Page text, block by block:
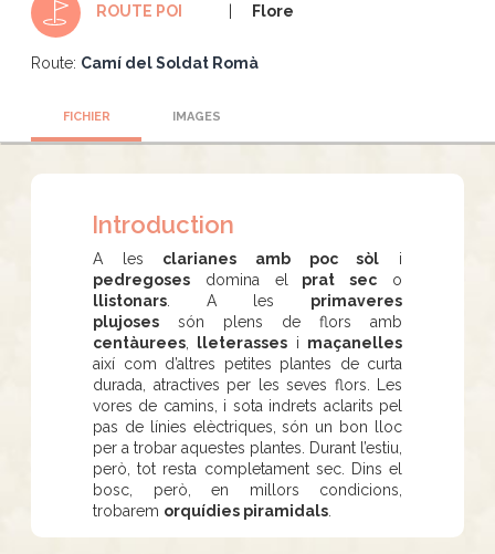
ROUTE POI Flore
Route: Camí del Soldat Romà
FICHIER IMAGES
Introduction
A les clarianes amb poc sòl i
pedregoses domina el prat sec o
llistonars . A les primaveres
plujoses són plens de flors amb
centàurees
lleterasses i maçanelles
així com d’altres petites plantes de curta
durada, atractives per les seves flors. Les
vores de camins, i sota indrets aclarits pel
pas de línies elèctriques, són un bon lloc
per a trobar aquestes plantes. Durant l’estiu,
però, tot resta completament sec. Dins el
bosc, però, en millors condicions,
trobarem orquídies piramidals